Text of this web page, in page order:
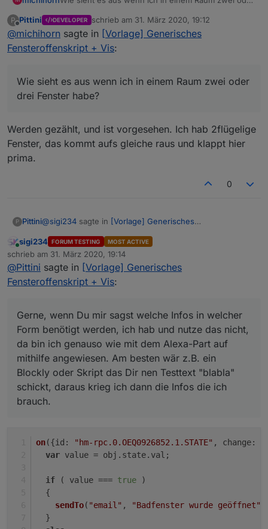
Michael
P
Offline
Pittini DEVELOPER schrieb am 31. März 2020, 19:12
zuletzt editiert von
@michihorn sagte in [Vorlage] Generisches
Fensteroffenskript + Vis:
Wie sieht es aus wenn ich in einem Raum zwei oder
drei Fenster habe?
Werden gezählt, und ist vorgesehen. Ich hab 2flügelige
Fenster, das kommt aufs gleiche raus und klappt hier
prima.
0
P Pittini@sigi234 sagte in [Vorlage] Generisches
Kannst noch die Benachrichtigung für Mail
hinzufügen?
Gerne, wenn Du mir sagst welche Infos in welcher Form
benötigt werden, ich hab und nutze das nicht, da bin ich
das Dir nen Testtext "blabla" schickt, daraus krieg ich
dann die Infos die ich brauch.
Online
sigi234 FORUM TESTING MOST ACTIVE
schrieb am 31. März 2020, 19:14
zuletzt editiert von
@Pittini sagte in [Vorlage] Generisches
Fensteroffenskript + Vis:
Gerne, wenn Du mir sagst welche Infos in welcher
Form benötigt werden, ich hab und nutze das nicht,
da bin ich genauso wie mit dem Alexa-Part auf
mithilfe angewiesen. Am besten wär z.B. ein
Blockly oder Skript das Dir nen Testtext "blabla"
schickt, daraus krieg ich dann die Infos die ich
brauch.
on({id : "hm-rpc.0.OEQ0926852.1.STATE" , change:
var value = obj. state. val ;
if ( value === true )
  {
sendTo( "email" , "Badfenster wurde geöffnet"
  }